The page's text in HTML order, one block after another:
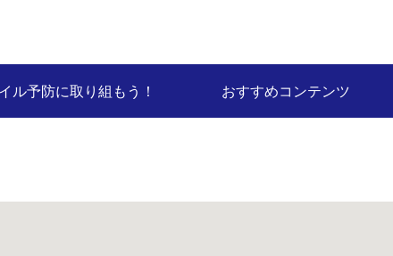
ル予防に取り組もう！ おすすめコンテンツ